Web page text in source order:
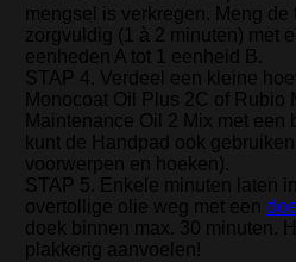
mengsel is verkregen. Meng
zorgvuldig (1 à 2 minuten) met
eenheden A tot 1 eenheid B.
STAP 4. Verdeel een kleine
Monocoat Oil Plus 2C of Rubio
Maintenance Oil 2 Mix met een
kunt de Handpad ook
voorwerpen en hoeken).
STAP 5. Enkele minuten laten
overtollige olie weg met een
doek binnen max. 30 minuten.
plakkerig aanvoelen!